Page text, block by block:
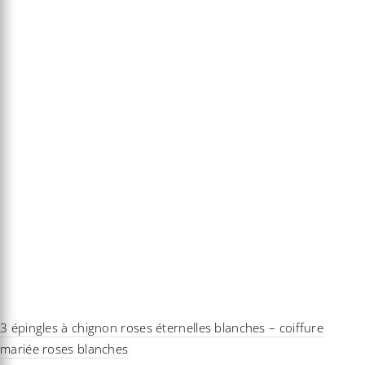
3 épingles à chignon roses éternelles blanches – coiffure
mariée roses blanches